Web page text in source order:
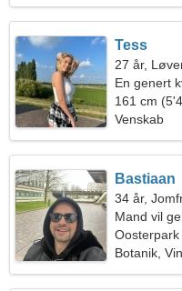
Tess
27 år,
En genert
161 cm
Venskab
Bastiaan
34 år,
Mand vil
Oosterpark
Botanik,